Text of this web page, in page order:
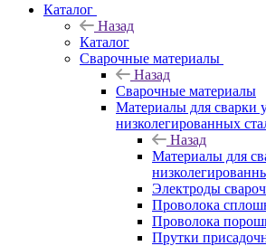
Каталог
Назад
Каталог
Сварочные материалы
Назад
Сварочные материалы
Материалы для сварки
низколегированных
Назад
Материалы для
Электроды
Проволока
Проволока
Прутки